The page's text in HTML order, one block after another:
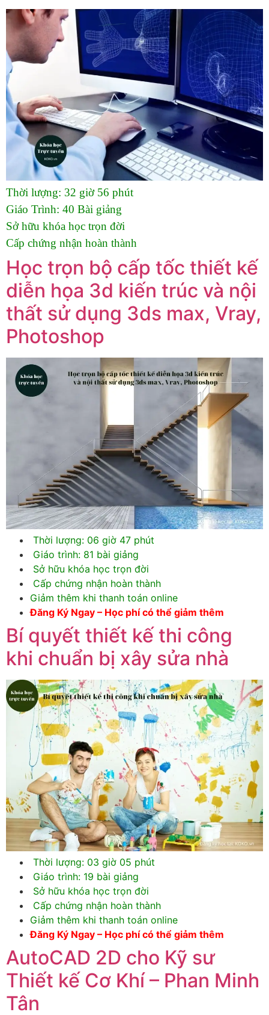
Thời lượng: 32 giờ 56 phút
Giáo Trình: 40 Bài giảng
Sở hữu khóa học trọn đời
Cấp chứng nhận hoàn thành
Học trọn bộ cấp tốc thiết kế
diễn họa 3d kiến trúc và nội
thất sử dụng 3ds max, Vray,
Photoshop
Thời lượng: 06 giờ 47 phút
Giáo trình: 81 bài giảng
Sở hữu khóa học trọn đời
Cấp chứng nhận hoàn thành
Giảm thêm khi thanh toán online
Đăng Ký Ngay – Học phí có thể giảm thêm
Bí quyết thiết kế thi công
khi chuẩn bị xây sửa nhà
Thời lượng: 03 giờ 05 phút
Giáo trình: 19 bài giảng
Sở hữu khóa học trọn đời
Cấp chứng nhận hoàn thành
Giảm thêm khi thanh toán online
Đăng Ký Ngay – Học phí có thể giảm thêm
AutoCAD 2D cho Kỹ sư
Thiết kế Cơ Khí – Phan Minh
Tân